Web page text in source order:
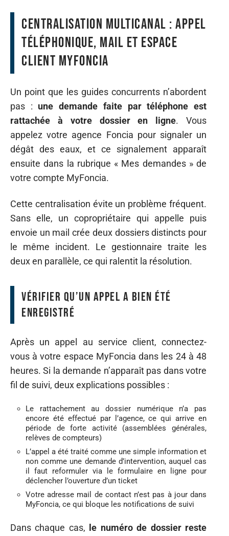
Centralisation multicanal : appel
téléphonique, mail et espace
client MyFoncia
Un point que les guides concurrents n’abordent
pas : une demande faite par téléphone est
rattachée à votre dossier en ligne. Vous
appelez votre agence Foncia pour signaler un
dégât des eaux, et ce signalement apparaît
ensuite dans la rubrique « Mes demandes » de
votre compte MyFoncia.
Cette centralisation évite un problème fréquent.
Sans elle, un copropriétaire qui appelle puis
envoie un mail crée deux dossiers distincts pour
le même incident. Le gestionnaire traite les
deux en parallèle, ce qui ralentit la résolution.
Vérifier qu’un appel a bien été
enregistré
Après un appel au service client, connectez-
vous à votre espace MyFoncia dans les 24 à 48
heures. Si la demande n’apparaît pas dans votre
fil de suivi, deux explications possibles :
Le rattachement au dossier numérique n’a pas
encore été effectué par l’agence, ce qui arrive en
période de forte activité (assemblées générales,
relèves de compteurs)
L’appel a été traité comme une simple information et
non comme une demande d’intervention, auquel cas
il faut reformuler via le formulaire en ligne pour
déclencher l’ouverture d’un ticket
Votre adresse mail de contact n’est pas à jour dans
MyFoncia, ce qui bloque les notifications de suivi
Dans chaque cas,
le numéro de dossier reste